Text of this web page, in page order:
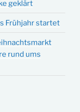
geklärt
Frühjahr startet
rund ums